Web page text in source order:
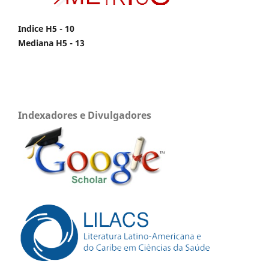
Indice H5 - 10
Mediana H5 - 13
Indexadores e Divulgadores